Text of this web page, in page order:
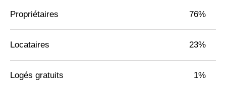
Propriétaires 76%
Locataires 23%
Logés gratuits 1%